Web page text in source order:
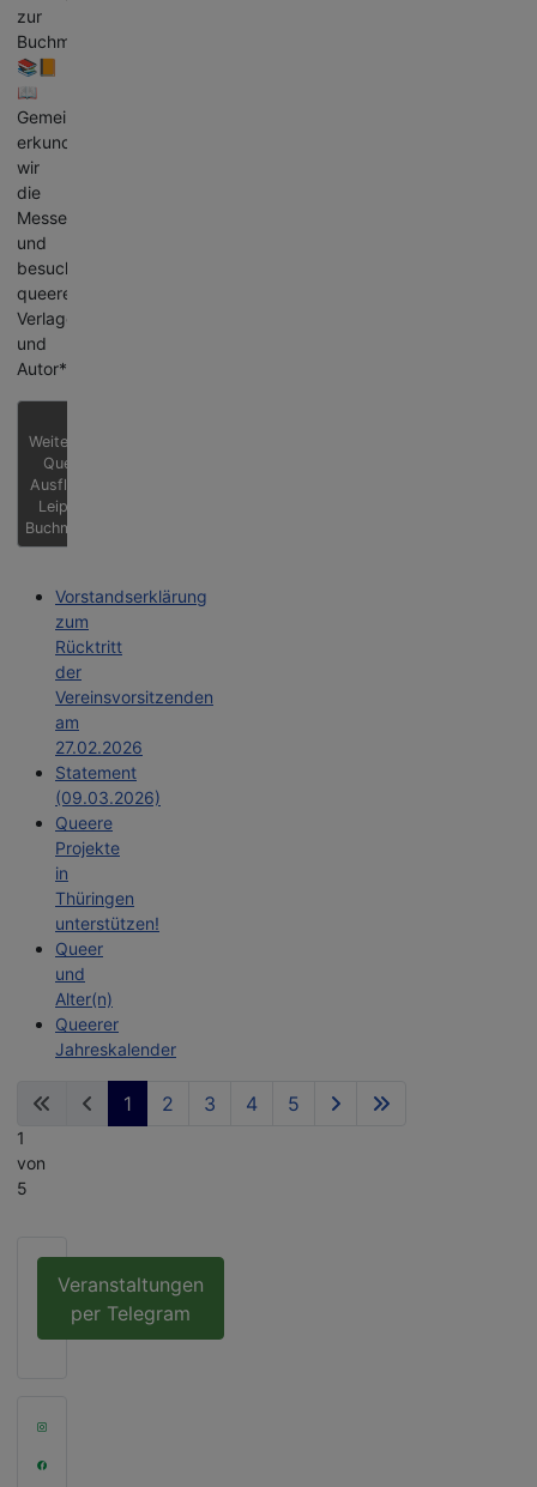
zur
Buchmesse?
📚📙
📖
Gemeinsam
erkunden
wir
die
Messe
und
besuchen
queere
Verlage
und
Autor*innen!
Weiterlesen:
Queerer
Ausflug zur
Leipziger
Buchmesse...
Vorstandserklärung
zum
Rücktritt
der
Vereinsvorsitzenden
am
27.02.2026
Statement
(09.03.2026)
Queere
Projekte
in
Thüringen
unterstützen!
Queer
und
Alter(n)
Queerer
Jahreskalender
Seite
1
von
5
1 2 3 4 5
Veranstaltungen
per Telegram